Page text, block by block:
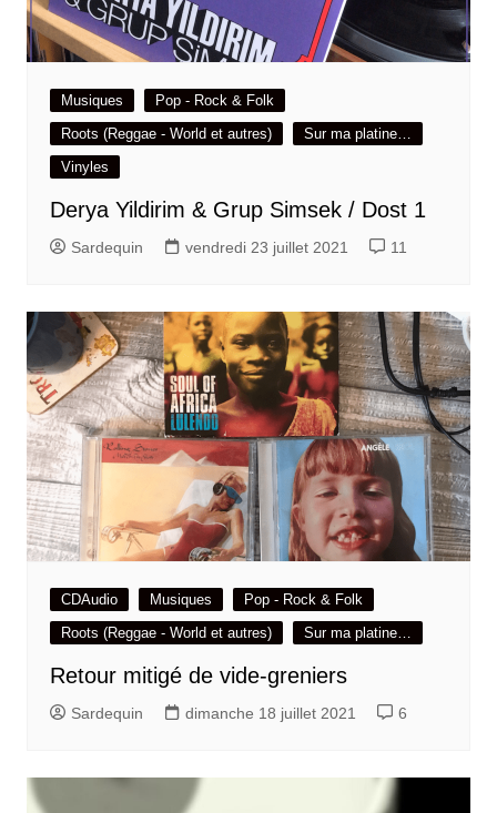
Musiques
Pop - Rock & Folk
Roots (Reggae - World et autres)
Sur ma platine…
Vinyles
Derya Yildirim & Grup Simsek / Dost 1
Sardequin vendredi 23 juillet 2021 11
CDAudio Musiques
Pop - Rock & Folk
Roots (Reggae - World et autres)
Sur ma platine…
Retour mitigé de vide-greniers
Sardequin dimanche 18 juillet 2021 6